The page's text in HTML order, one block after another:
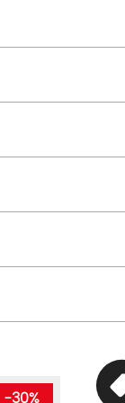
-30%